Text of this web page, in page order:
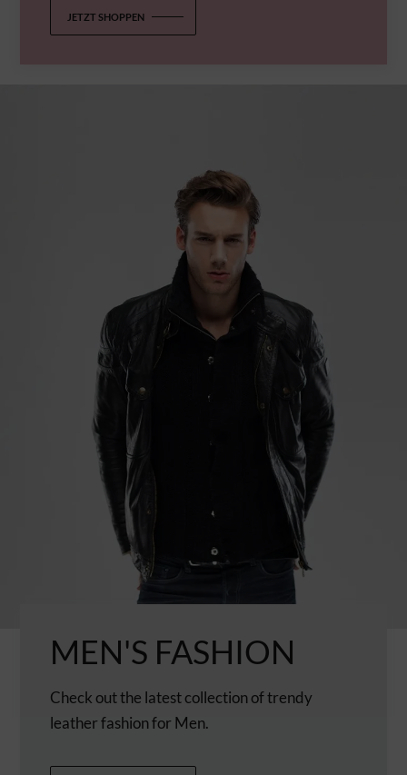
JETZT SHOPPEN
MEN'S FASHION
Check out the latest collection of trendy
leather fashion for Men.